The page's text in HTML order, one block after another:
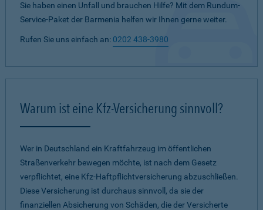
Sie haben einen Unfall und brauchen Hilfe? Mit dem Rundum-
Service-Paket der Barmenia helfen wir Ihnen gerne weiter.
Rufen Sie uns einfach an: 0202 438-3980
Warum ist eine Kfz-Versicherung sinnvoll?
Wer in Deutschland ein Kraftfahrzeug im öffentlichen
Straßenverkehr bewegen möchte, ist nach dem Gesetz
verpflichtet, eine Kfz-Haftpflichtversicherung abzuschließen.
Diese Versicherung ist durchaus sinnvoll, da sie der
finanziellen Absicherung von Schäden, die der Versicherte